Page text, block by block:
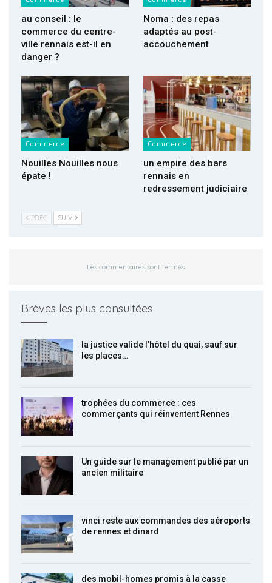
au conseil : le
commerce du centre-
ville rennais est-il en
danger ?
Noma : des repas
adaptés au post-
accouchement
Commerce
Nouilles Nouilles nous
épate !
Commerce
un empire des bars
rennais en
redressement judiciaire
PREC SUIV
Les commentaires sont fermés.
Brèves les plus consultées
la justice valide l’hôtel du quai, sauf sur
les places…
trophées du commerce : ces
commerçants qui réinventent Rennes
Un guide sur le management publié par un
ancien militaire
vinci reste aux commandes des aéroports
de rennes et dinard
des mobil-homes promis à la casse